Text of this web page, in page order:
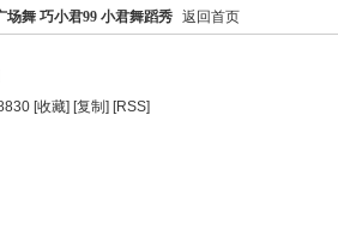
舞 巧小君99 小君舞蹈秀 返回首页
[收藏] [复制] [RSS]